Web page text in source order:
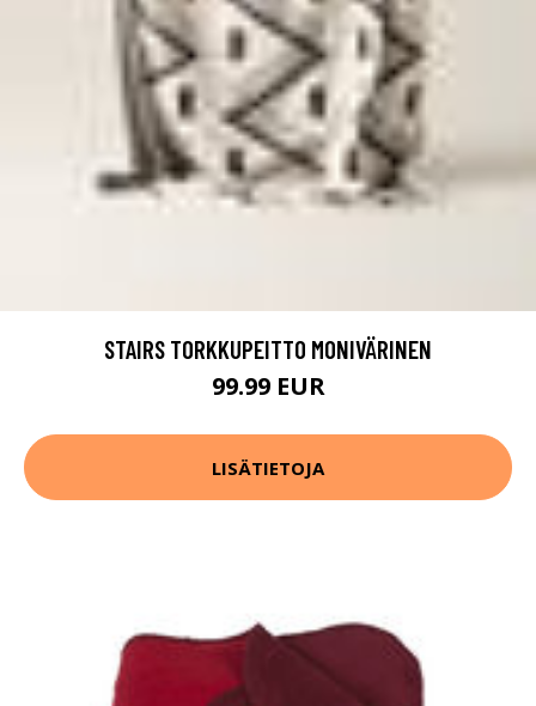
STAIRS TORKKUPEITTO MONIVÄRINEN
99.99 EUR
LISÄTIETOJA